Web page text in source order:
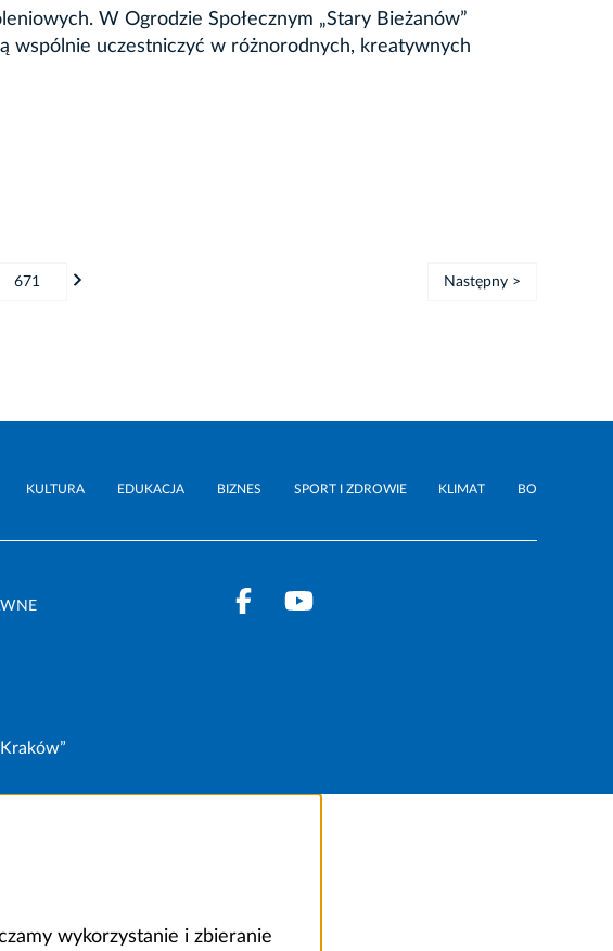
W Ogrodzie Społecznym „Stary Bieżanów”
wspólnie uczestniczyć w różnorodnych, kreatywnych
671 Następny >
KULTURA EDUKACJA BIZNES SPORT I ZDROWIE KLIMAT BO
wykorzystanie i zbieranie